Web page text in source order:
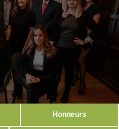
Honneurs